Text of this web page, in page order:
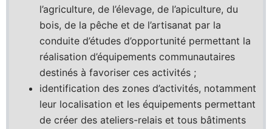
l’agriculture, de l’élevage, de l’apiculture, du
bois, de la pêche et de l’artisanat par la
conduite d’études d’opportunité permettant la
réalisation d’équipements communautaires
destinés à favoriser ces activités ;
identification des zones d’activités, notamment
leur localisation et les équipements permettant
de créer des ateliers-relais et tous bâtiments